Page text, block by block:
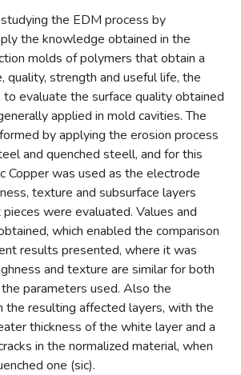
the EDM process by
the knowledge obtained in the
molds of polymers that obtain a
quality, strength and useful life, the
evaluate the surface quality obtained
applied in mold cavities. The
by applying the erosion process
and quenched steell, and for this
Copper was used as the electrode
texture and subsurface layers
were evaluated. Values and
which enabled the comparison
results presented, where it was
and texture are similar for both
parameters used. Also the
the resulting affected layers, with the
thickness of the white layer and a
in the normalized material, when
one (sic).